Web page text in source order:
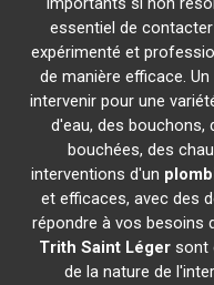
essentiel de
expérimenté et
de manière efficace. Un
intervenir pour une
d'eau, des bouchons,
bouchées, des
interventions d'un
et efficaces, avec des
répondre à vos besoins
Trith Saint Légersont
de la nature de